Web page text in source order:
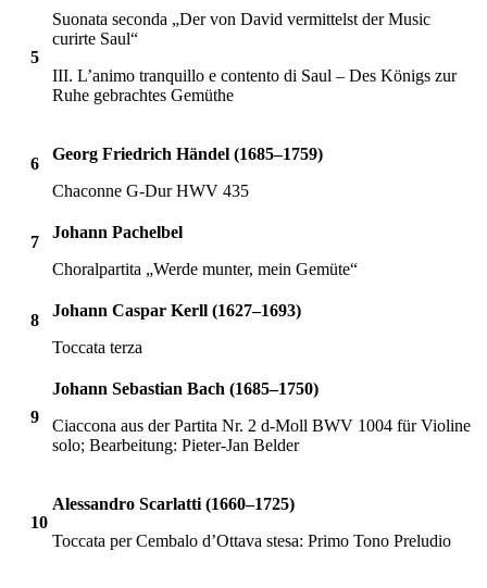
5
Suonata seconda „Der von David vermittelst der Music
curirte Saul“
III. L’animo tranquillo e contento di Saul – Des Königs zur
Ruhe gebrachtes Gemüthe
6
Georg Friedrich Händel (1685–1759)
Chaconne G-Dur HWV 435
7
Johann Pachelbel
Choralpartita „Werde munter, mein Gemüte“
8
Johann Caspar Kerll (1627–1693)
Toccata terza
9
Johann Sebastian Bach (1685–1750)
Ciaccona aus der Partita Nr. 2 d-Moll BWV 1004 für Violine
solo; Bearbeitung: Pieter-Jan Belder
10
Alessandro Scarlatti (1660–1725)
Toccata per Cembalo d’Ottava stesa: Primo Tono Preludio